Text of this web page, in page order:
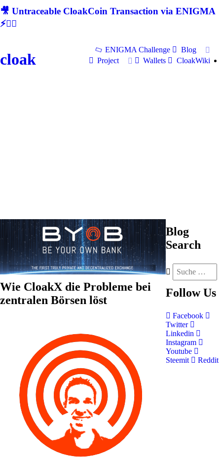
🎥 Untraceable CloakCoin Transaction via ENIGMA
⚡🕵‍♂
cloak
ENIGMA Challenge
Blog
Project
Wallets CloakWiki
Wie CloakX die Probleme bei
zentralen Börsen löst
Blog
Search
Follow Us
Facebook
Twitter
Linkedin
Instagram
Youtube
Steemit
Reddit